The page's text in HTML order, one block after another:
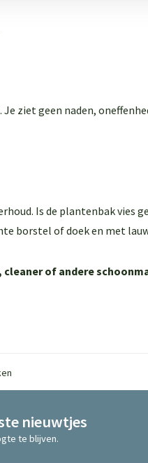
ziet geen naden,
Is de plantenbak vies
borstel of doek en met
of andere
nieuwtjes
te blijven.